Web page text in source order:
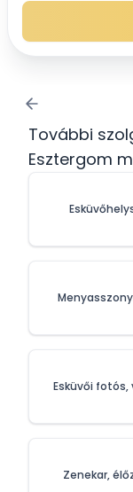
malom után
További
Esztergom
Esküvői fotós,
Zenekar,